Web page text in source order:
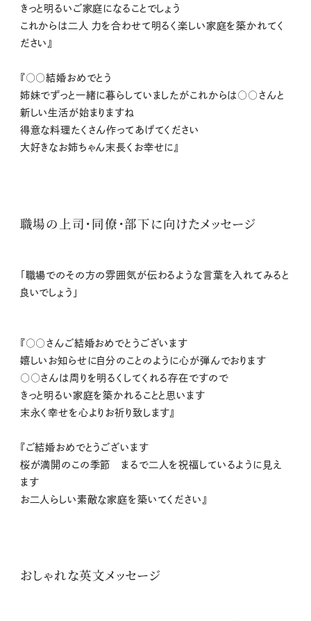
きっと明るいご家庭になることでしょう
これからは⼆⼈ ⼒を合わせて明るく楽しい家庭を築かれてく
ださい』
『○○結婚おめでとう
姉妹でずっと一緒に暮らしていましたがこれからは○○さんと
新しい生活が始まりますね
得意な料理たくさん作ってあげてください
大好きなお姉ちゃん末長くお幸せに』
職場の上司・同僚・部下に向けたメッセージ
「職場でのその方の雰囲気が伝わるような言葉を入れてみると
良いでしょう」
『○○さんご結婚おめでとうございます
嬉しいお知らせに⾃分のことのように⼼が弾んでおります
○○さんは周りを明るくしてくれる存在ですので
きっと明るい家庭を築かれることと思います
末永く幸せを⼼よりお祈り致します』
『ご結婚おめでとうございます
桜が満開のこの季節 まるで二人を祝福しているように見え
ます
お二人らしい素敵な家庭を築いてください』
おしゃれな英文メッセージ